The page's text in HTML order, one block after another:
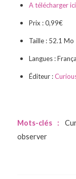
A télécharger
Prix : 0,99€
Taille : 52.1 Mo
Langues :
Éditeur :
Mots-clés :
observer